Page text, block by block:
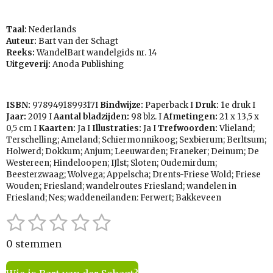
Taal: Nederlands
Auteur: Bart van der Schagt
Reeks:WandelBart wandelgids nr. 14
Uitgeverij: Anoda Publishing
ISBN: 9789491899317I Bindwijze: Paperback I Druk: 1e druk I
Jaar: 2019 IAantal bladzijden: 98 blz. IAfmetingen: 21 x 13,5 x
0,5 cm I Kaarten: Ja IIllustraties: Ja ITrefwoorden:Vlieland;
Terschelling; Ameland; Schiermonnikoog; Sexbierum; Berltsum;
Holwerd; Dokkum; Anjum; Leeuwarden; Franeker; Deinum; De
Westereen; Hindeloopen; IJlst; Sloten; Oudemirdum;
Beesterzwaag; Wolvega; Appelscha; Drents-Friese Wold; Friese
Wouden; Friesland; wandelroutes Friesland; wandelen in
Friesland; Nes; waddeneilanden: Ferwert; Bakkeveen
R
a
t
i
1
s
t
2
s
t
3
s
t
4
t
5
t
S
m
0 stemmen